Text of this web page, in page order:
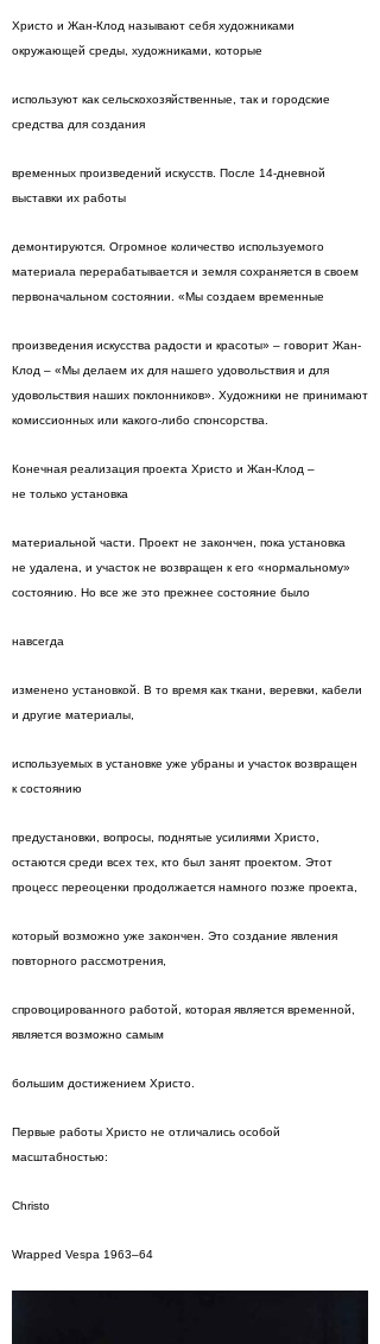
Христо и Жан-Клод называют себя художниками
окружающей среды, художниками, которые
используют как сельскохозяйственные, так и городские
средства для создания
временных произведений искусств. После 14-дневной
выставки их работы
демонтируются. Огромное количество используемого
материала перерабатывается и земля сохраняется в своем
первоначальном состоянии. «Мы создаем временные
произведения искусства радости и красоты» – говорит Жан-
Клод – «Мы делаем их для нашего удовольствия и для
удовольствия наших поклонников». Художники не принимают
комиссионных или какого-либо спонсорства.
Конечная реализация проекта Христо и Жан-Клод –
не только установка
материальной части. Проект не закончен, пока установка
не удалена, и участок не возвращен к его «нормальному»
состоянию. Но все же это прежнее состояние было
навсегда
изменено установкой. В то время как ткани, веревки, кабели
и другие материалы,
используемых в установке уже убраны и участок возвращен
к состоянию
предустановки, вопросы, поднятые усилиями Христо,
остаются среди всех тех, кто был занят проектом. Этот
процесс переоценки продолжается намного позже проекта,
который возможно уже закончен. Это создание явления
повторного рассмотрения,
спровоцированного работой, которая является временной,
является возможно самым
большим достижением Христо.
Первые работы Христо не отличались особой
масштабностью:
Christo
Wrapped Vespa 1963–64